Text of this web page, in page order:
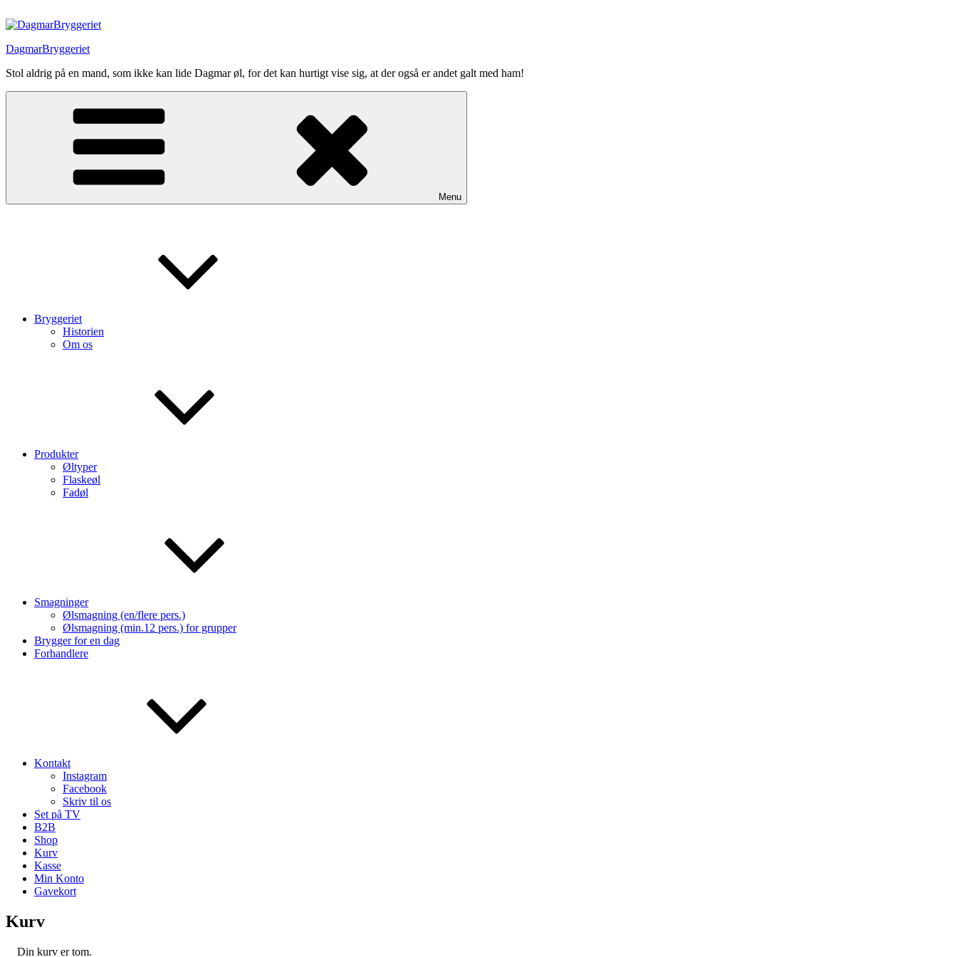
til
DagmarBryggeriet
Stol aldrig på en mand, som ikke kan lide Dagmar øl, for det kan hurtigt vise sig, at der også er andet galt med ham!
Menu
Bryggeriet
Historien
Om os
Produkter
Øltyper
Flaskeøl
Fadøl
Smagninger
Ølsmagning (en/flere pers.)
Ølsmagning (min.12 pers.) for grupper
Brygger for en dag
Forhandlere
Kontakt
Instagram
Facebook
Skriv til os
Set på TV
B2B
Shop
Kurv
Kasse
Min Konto
Gavekort
Kurv
Din kurv er tom.